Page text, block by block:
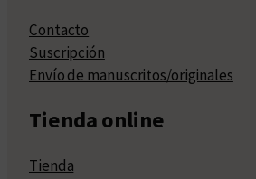
Contacto
Suscripción
Envío de manuscritos/originales
Tienda online
Tienda